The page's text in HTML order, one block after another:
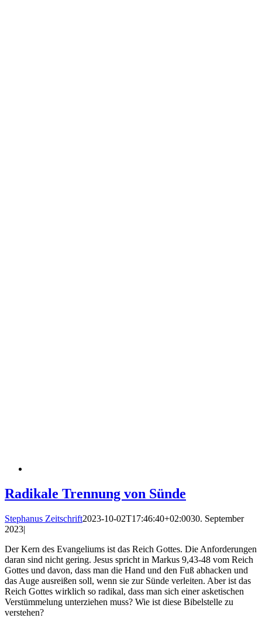
Radikale Trennung von Sünde
Stephanus Zeitschrift2023-10-02T17:46:40+02:0030. September
2023|
Der Kern des Evangeliums ist das Reich Gottes. Die Anforderungen
daran sind nicht gering. Jesus spricht in Markus 9,43‑48 vom Reich
Gottes und davon, dass man die Hand und den Fuß abhacken und
das Auge ausreißen soll, wenn sie zur Sünde verleiten. Aber ist das
Reich Gottes wirklich so radikal, dass man sich einer asketischen
Verstümmelung unterziehen muss? Wie ist diese Bibelstelle zu
verstehen?